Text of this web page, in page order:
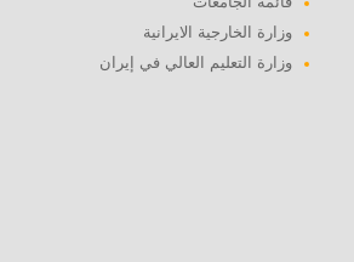
وزارة الخارجية الايرانية
وزارة التعليم العالي في إيران